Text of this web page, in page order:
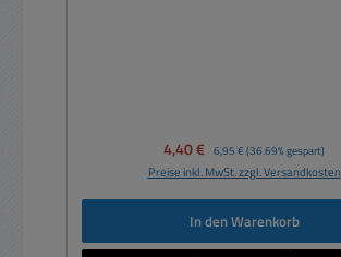
Verkaufspreis:
4,40 € Regulärer Preis:
6,95 € (36.69% gespart)
Preise inkl. MwSt. zzgl. Versandkosten
In den Warenkorb